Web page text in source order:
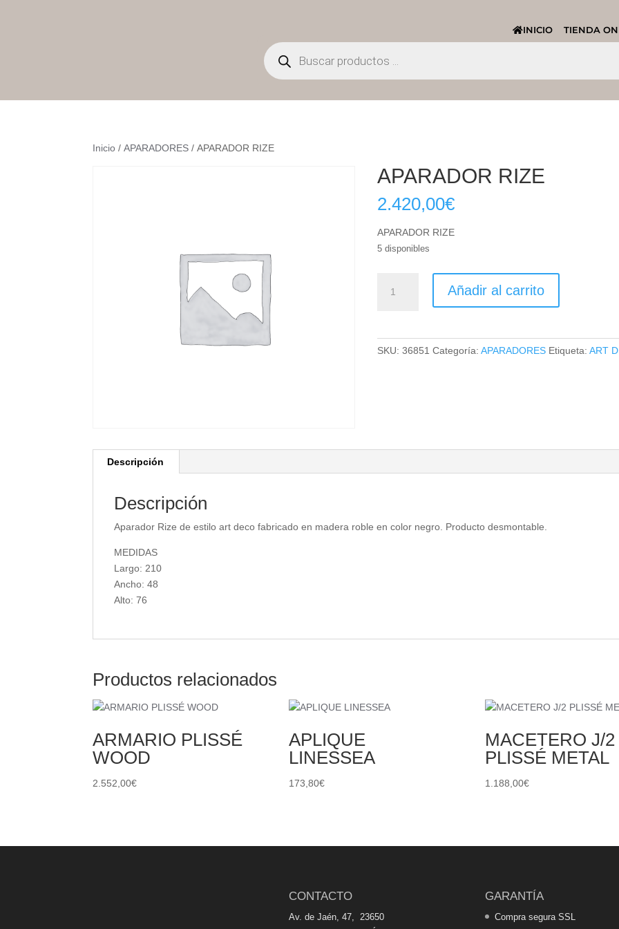
INICIO
TIENDA
Búsqueda
de
productos
Inicio /APARADORES / APARADOR RIZE
APARADOR RIZE
2.420,00€
APARADOR RIZE
5 disponibles
RIZE
Añadir al carrito
SKU:36851 Categoría:APARADORES Etiqueta:ART
Descripción
Descripción
Aparador Rize de estilo art deco fabricado en madera roble en color negro. Producto desmontable.
MEDIDAS
Largo: 210
Ancho: 48
Alto: 76
Productos relacionados
ARMARIO PLISSÉ
WOOD
2.552,00€
APLIQUE
LINESSEA
173,80€
MACETERO J/2
PLISSÉ METAL
1.188,00€
CONTACTO
Av. de Jaén, 47, 23650
GARANTÍA
Compra segura SSL